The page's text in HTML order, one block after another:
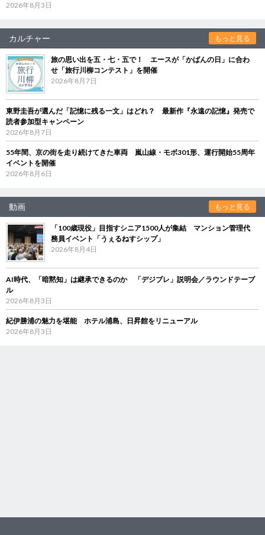
2026年8月3日
カルチャー もっと見る
旅の思い出を五・七・五で！ エースが「かばんの日」に合わ
せ「旅行川柳コンテスト」を開催
2026年8月7日
東野圭吾が選んだ「記憶に残る一文」はどれ？ 最新作『永遠の記憶』発売で
読者参加型キャンペーン
2026年8月7日
55年間、京の街を走り続けてきた車両 嵐山線・モボ301形、運行開始55周年
イベントを開催
2026年8月6日
動画 もっと見る
「100歳現役」目指すシニア1500人が集結 マンション管理代
務員イベント「うぇるねすシップ」
2026年8月4日
AI時代、「暗黙知」は継承できるのか 「デジブレ」説明会／ラウンドテーブ
ル
2026年8月3日
紀伊勝浦の魅力を堪能 ホテル浦島、日昇館をリニューアル
2026年8月3日